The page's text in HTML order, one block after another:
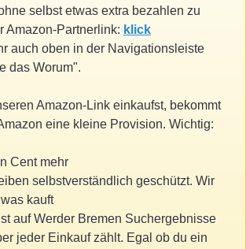
selbst etwas extra bezahlen zu
Amazon-Partnerlink: klick
auch oben in der Navigationsleiste
das Worum".
Amazon-Link einkaufst, bekommt
eine kleine Provision. Wichtig:
Cent mehr
selbstverständlich geschützt. Wir
kauft
auf Werder Bremen Suchergebnisse
jeder Einkauf zählt. Egal ob du ein